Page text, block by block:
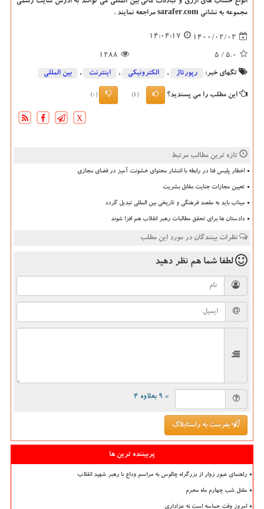
مجموعه به نشانی sarafer.com مراجعه نمایند .
1400/02/02
14:04:17
5.0
/ 5
1288
تگهای خبر: رپورتاژ , الكترونیكی , اینترنت , بین المللی
این مطلب را می پسندید؟ (1)
(0)
X
تازه ترین مطالب مرتبط
اخطار پلیس فتا در رابطه با انتشار محتوای خشونت آمیز در فضای مجازی
تعیین مجازات جنایت مقابل بشریت
میناب باید به مقصد فرهنگی و تاریخی بین المللی تبدیل گردد
دادستان ها برای تحقق مطالبات رهبر انقلاب هم افزا شوند
نظرات بینندگان در مورد این مطلب
لطفا شما هم نظر دهید
= ۹ بعلاوه ۴
بفرست به راستابلاگ
پربیننده ترین ها
راهنمای عبور زوار از بزرگراه چالوس به مراسم وداع با رهبر شهید انقلاب
مقتل شب چهارم ماه محرم
امروز وقت حماسه است نه عزاداری